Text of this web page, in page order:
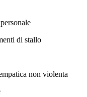
di stallo
non violenta